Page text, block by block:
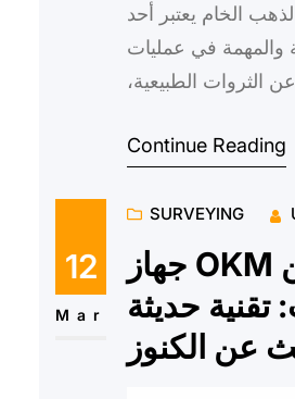
الخام يعتبر أحد
والمهمة في عمليات
الثروات الطبيعية،
Continue Reading
12
Mar
SURVEYING
جهاز OKM للكشف عن
تقنية حديثة
عن الكنوز